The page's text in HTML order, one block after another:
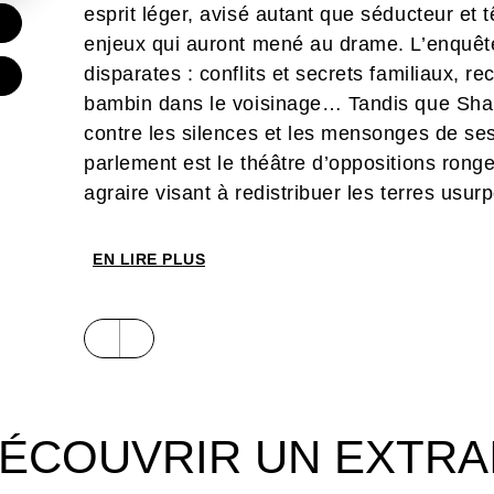
esprit léger, avisé autant que séducteur et
enjeux qui auront mené au drame.
disparates : conflits et secrets familiaux,
bambin dans le voisinage… Tandis que
contre les silences et les mensonges de
parlement est le théâtre d’oppositions
agraire visant à redistribuer les terres
appelleront à la violence.
Enquête policière sur fond de climat social
Town
, est un récit sous tension où la
de Corentin Rouge, ils créent ensemble
à l’action explosive…
EN LIRE PLUS
UN